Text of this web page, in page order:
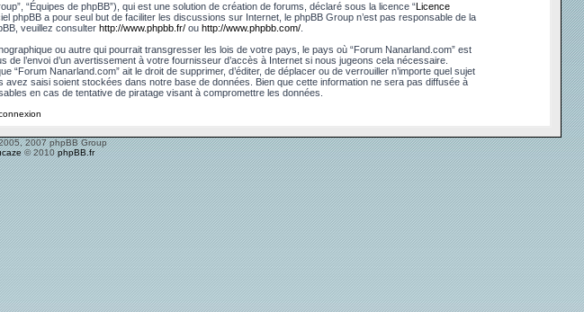
“Équipes de phpBB”), qui est une solution de création de forums, déclaré sous la licence “Licence
phpBB a pour seul but de faciliter les discussions sur Internet, le phpBB Group n’est pas responsable de la
veuillez consulter http://www.phpbb.fr/ou http://www.phpbb.com/.
ou autre qui pourrait transgresser les lois de votre pays, le pays où “Forum Nanarland.com” est
l’envoi d’un avertissement à votre fournisseur d’accès à Internet si nous jugeons cela nécessaire.
Nanarland.com” ait le droit de supprimer, d’éditer, de déplacer ou de verrouiller n’importe quel sujet
saisi soient stockées dans notre base de données. Bien que cette information ne sera pas diffusée à
en cas de tentative de piratage visant à compromettre les données.
2007 phpBB Group
© 2010phpBB.fr